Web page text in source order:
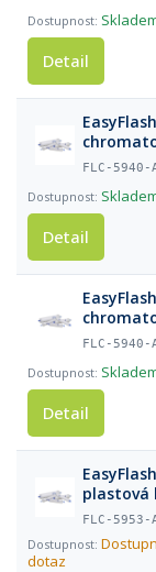
Detail
ks
FLC-5940-
Detail
ks
FLC-5940-
Detail
plastová
FLC-5953-
dotaz